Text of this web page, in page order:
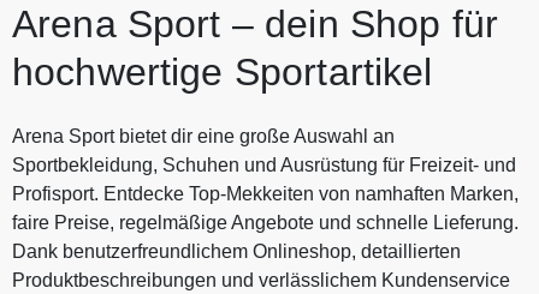
Arena Sport – dein Shop für
hochwertige Sportartikel
Arena Sport bietet dir eine große Auswahl an
Sportbekleidung, Schuhen und Ausrüstung für Freizeit- und
Profisport. Entdecke Top-Mekkeiten von namhaften Marken,
faire Preise, regelmäßige Angebote und schnelle Lieferung.
Dank benutzerfreundlichem Onlineshop, detaillierten
Produktbeschreibungen und verlässlichem Kundenservice